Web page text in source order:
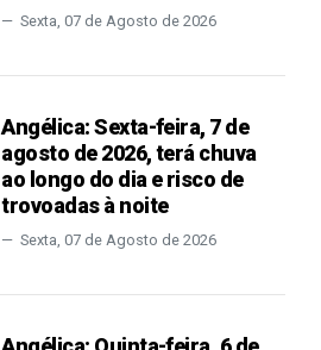
Sexta, 07 de Agosto de 2026
Angélica: Sexta-feira, 7 de
agosto de 2026, terá chuva
ao longo do dia e risco de
trovoadas à noite
Sexta, 07 de Agosto de 2026